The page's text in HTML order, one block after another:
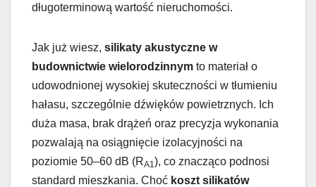
długoterminową wartość nieruchomości.
Jak już wiesz, silikaty akustyczne w
budownictwie wielorodzinnym to materiał o
udowodnionej wysokiej skuteczności w tłumieniu
hałasu, szczególnie dźwięków powietrznych. Ich
duża masa, brak drążeń oraz precyzja wykonania
pozwalają na osiągnięcie izolacyjności na
poziomie 50–60 dB (RA1), co znacząco podnosi
standard mieszkania. Choć koszt silikatów